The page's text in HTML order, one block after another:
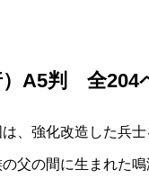
）A5判 全204
、強化改造した兵
父の間に生まれた